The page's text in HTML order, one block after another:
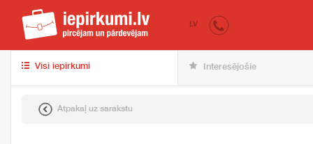
iepirkumi.lv
LV
Visi iepirkumi Interesējošie
Atpakaļ uz sarakstu